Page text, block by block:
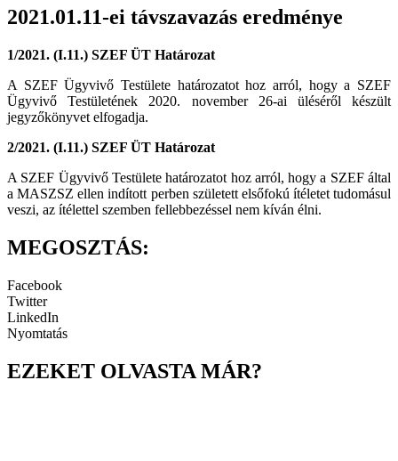
2021.01.11-ei távszavazás eredménye
1/2021. (I.11.) SZEF ÜT Határozat
A SZEF Ügyvivő Testülete határozatot hoz arról, hogy a SZEF
Ügyvivő Testületének 2020. november 26-ai üléséről készült
jegyzőkönyvet elfogadja.
2/2021. (I.11.) SZEF ÜT Határozat
A SZEF Ügyvivő Testülete határozatot hoz arról, hogy a SZEF által
a MASZSZ ellen indított perben született elsőfokú ítéletet tudomásul
veszi, az ítélettel szemben fellebbezéssel nem kíván élni.
MEGOSZTÁS:
Facebook
Twitter
LinkedIn
Nyomtatás
EZEKET OLVASTA MÁR?